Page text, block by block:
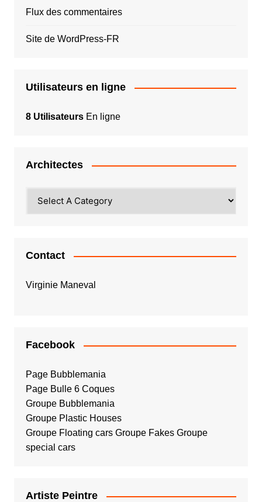
Flux des commentaires
Site de WordPress-FR
Utilisateurs en ligne
8 UtilisateursEn ligne
Architectes
Contact
Virginie Maneval
Facebook
Page Bubblemania
Page Bulle 6 Coques
Groupe Bubblemania
Groupe Plastic Houses
Groupe Floating cars Groupe Fakes Groupe
special cars
Artiste Peintre